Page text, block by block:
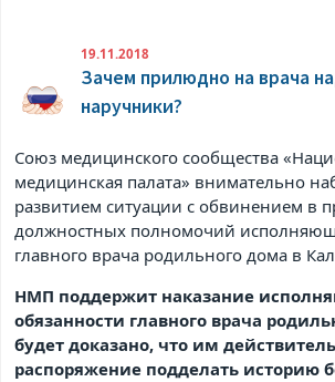
19.11.2018
Зачем прилюдно на врача
наручники?
Союз медицинского сообщества
медицинская палата» внимательно
развитием ситуации с обвинением в
должностных полномочий
главного врача родильного дома в
НМП поддержит наказание
обязанности главного врача
будет доказано, что им
распоряжение подделать историю